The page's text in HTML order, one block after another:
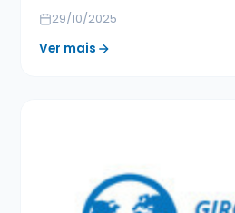
29/10/2025
Ver mais